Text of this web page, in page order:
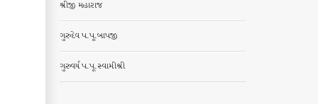
શ્રીજી મહારાજ
ગુરુદેવ પ.પૂ.બાપજી
ગુરુવર્ય પ.પૂ.સ્વામીશ્રી